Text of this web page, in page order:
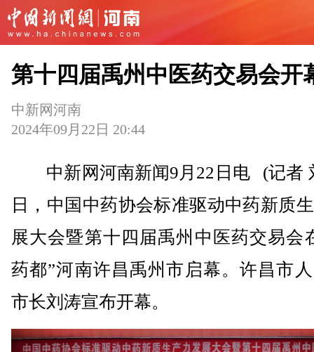
第十四届禹州中医药交易会开
中新网河南
2024年09月22日 20:44
中新网河南新闻9月22日电 (记者
日，中国中药协会标准驱动中药新质
展大会暨第十四届禹州中医药交易会
药都”河南许昌禹州市启幕。许昌市
市长刘涛宣布开幕。